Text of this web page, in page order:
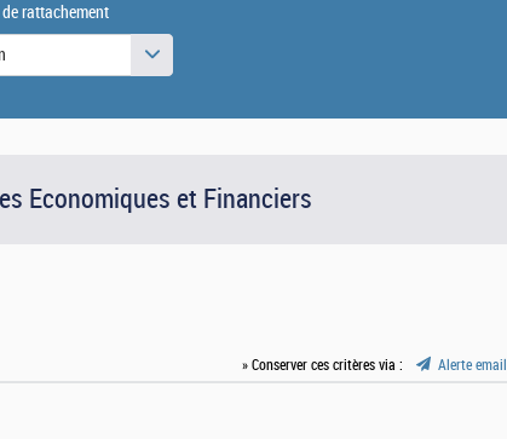
rattachement
Economiques et Financiers
» Conserver ces critères via : Alerte email